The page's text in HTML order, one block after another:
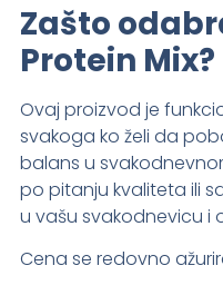
Zašto
Protein Mix?
Ovaj proizvod je
svakoga ko želi da
balans u
po pitanju kvaliteta ili
u vašu svakodnevicu i
Cena se redovno